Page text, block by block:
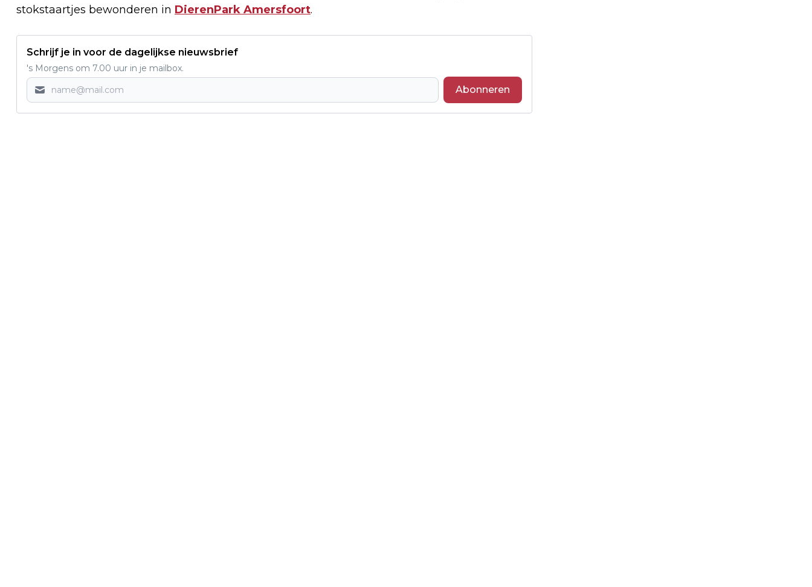
stokstaartjes bewonderen in DierenPark Amersfoort.
Schrijf je in voor de dagelijkse nieuwsbrief
's Morgens om 7.00 uur in je mailbox.
Abonneren